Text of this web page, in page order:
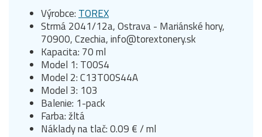
Výrobce: TOREX
Strmá 2041/12a, Ostrava - Mariánské hory,
70900, Czechia, info@torextonery.sk
Kapacita: 70 ml
Model 1: T00S4
Model 2: C13T00S44A
Model 3: 103
Balenie: 1-pack
Farba: žltá
Náklady na tlač: 0.09 € / ml